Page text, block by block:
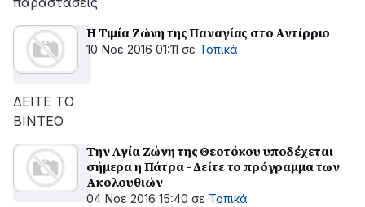
Η Τιμία Ζώνη της Παναγίας στο Αντίρριο
10 Νοε 2016 01:11 σε Τοπικά
ΔΕΙΤΕ ΤΟ
ΒΙΝΤΕΟ
Την Αγία Ζώνη της Θεοτόκου υποδέχεται
σήμερα η Πάτρα - Δείτε το πρόγραμμα των
Ακολουθιών
04 Νοε 2016 15:40 σε Τοπικά